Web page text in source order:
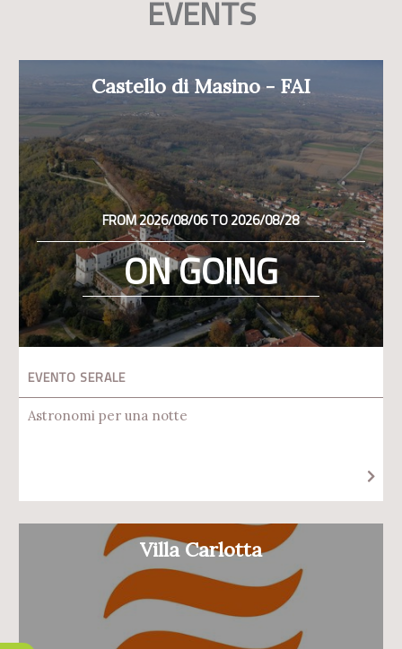
EVENTS
Castello di Masino - FAI
FROM 2026/08/06 TO 2026/08/28
ON GOING
EVENTO SERALE
Astronomi per una notte
Villa Carlotta